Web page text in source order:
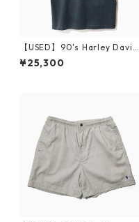
【USED】90's Harley Davids
on HOLSTEIN'S T-Shirt L
¥25,300